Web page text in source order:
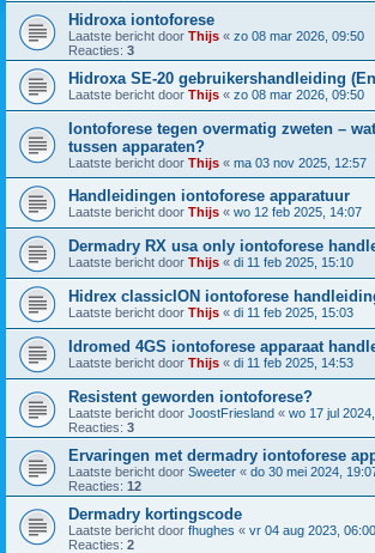
Hidroxa iontoforese
Laatste bericht door Thijs « zo 08 mar 2026, 09:50
Reacties: 3
Hidroxa SE-20 gebruikershandleiding
Laatste bericht door Thijs « zo 08 mar 2026, 09:50
Iontoforese tegen overmatig zweten –
tussen apparaten?
Laatste bericht door Thijs « ma 03 nov 2025, 12:57
Handleidingen iontoforese apparatuur
Laatste bericht door Thijs « wo 12 feb 2025, 14:07
Dermadry RX usa only iontoforese
Laatste bericht door Thijs « di 11 feb 2025, 15:10
Hidrex classicION iontoforese
Laatste bericht door Thijs « di 11 feb 2025, 15:03
Idromed 4GS iontoforese apparaat
Laatste bericht door Thijs « di 11 feb 2025, 14:53
Resistent geworden iontoforese?
Laatste bericht door JoostFriesland « wo 17 jul
Reacties: 3
Ervaringen met dermadry iontoforese
Laatste bericht door Sweeter « do 30 mei 2024,
Reacties: 12
Dermadry kortingscode
Laatste bericht door fhughes « vr 04 aug 2023, 06:00
Reacties: 2